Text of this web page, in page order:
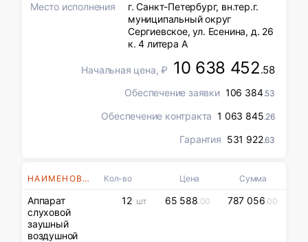
Место исполнения
г. Санкт-Петербург, вн.тер.г.
муниципальный округ
Сергиевское, ул. Есенина, д. 26
к. 4 литера А
Начальная цена, ₽ 10 638 452.58
Обеспечение заявки 106 384.53
Обеспечение контракта 1 063 845.26
Гарантия 531 922.63
НАИМЕНОВАНИЯ Кол-во Цена Сумма
Аппарат
слуховой
заушный
воздушной
12 шт 65 588.00 787 056.00